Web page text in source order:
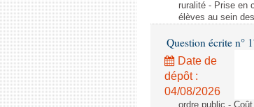
ruralité - Prise en
élèves au sein des
Question écrite n°
Date de
dépôt :
04/08/2026
ordre public -